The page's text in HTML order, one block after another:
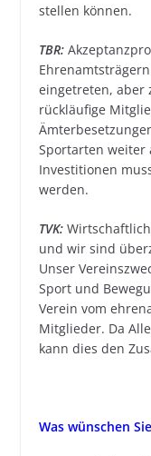
stellen können.
TBR:
eingetreten, aber
rückläufige
Sportarten weiter
Investitionen
werden.
TVK:
und wir sind
Unser
Sport und
Verein vom
Mitglieder. Da
kann dies den
Was wünschen